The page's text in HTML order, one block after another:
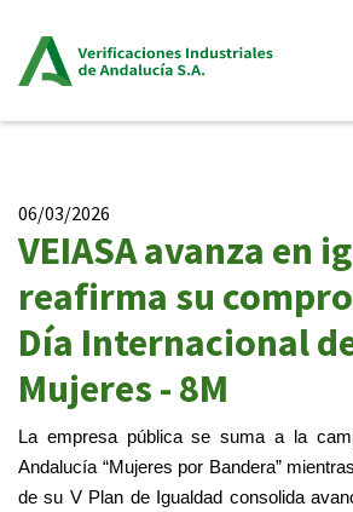
06/03/2026
VEIASA avanza en
reafirma su
Día Internacional
Mujeres - 8M
La empresa pública se suma a la
Andalucía “Mujeres por Bandera”
de su V Plan de Igualdad consolida